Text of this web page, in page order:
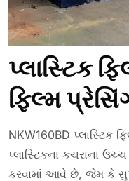
પ્લાસ્ટિક
ફિલ્મ
NKW160BD પ્લાસ્ટિક
પ્લાસ્ટિકના કચરાના
કરવામાં આવે છે, જેમ કે